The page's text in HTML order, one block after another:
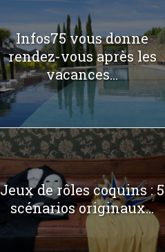
Infos75 vous donne
rendez-vous après les
vacances...
Jeux de rôles coquins : 5
scénarios originaux...